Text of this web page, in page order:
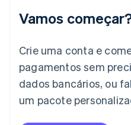
Vamos
Crie uma conta e
pagamentos sem
dados bancários, ou
um pacote
English
Italiano English
日本語English
Letônia
Liechtenstein